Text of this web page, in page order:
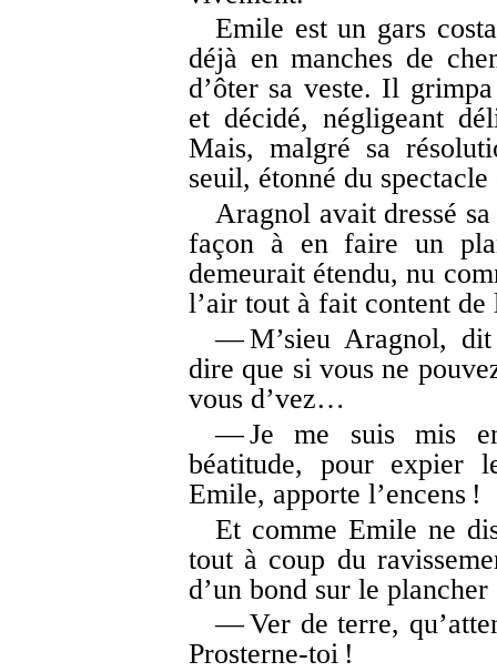
Emile est un gars
déjà en manches de
d’ôter sa veste. Il
et décidé, négligeant
Mais, malgré sa
seuil, étonné du
Aragnol avait dressé
façon à en faire un
demeurait étendu, nu
l’air tout à fait content
— M’sieu Aragnol,
dire que si vous ne
vous d’vez…
— Je me suis mis
béatitude, pour expier
Emile, apporte l’encens !
Et comme Emile ne
tout à coup du
d’un bond sur le
— Ver de terre,
Prosterne-toi !